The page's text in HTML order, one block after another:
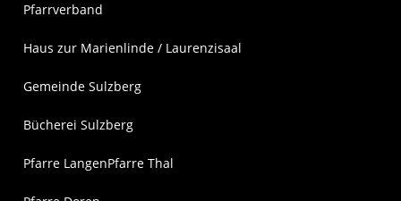
Pfarrverband
Haus zur Marienlinde / Laurenzisaal
Gemeinde Sulzberg
Bücherei Sulzberg
Pfarre LangenPfarre Thal